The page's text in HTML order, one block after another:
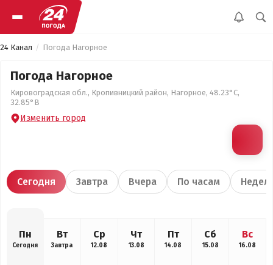
24 Канал Погода Нагорное
Погода Нагорное
Кировоградская обл., Кропивницкий район, Нагорное, 48.23°С,
32.85°В
Изменить город
Сегодня Завтра Вчера По часам
Пн
Сегодня
Вт
Завтра
Ср
12.08
Чт
13.08
Пт
14.08
Сб
15.08
Вс
16.08